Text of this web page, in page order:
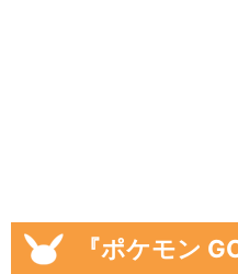
『ポケモン